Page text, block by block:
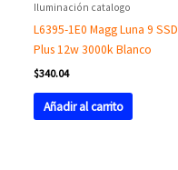
Iluminación catalogo
L6395-1E0 Magg Luna 9 SSD
Plus 12w 3000k Blanco
$340.04
Añadir al carrito